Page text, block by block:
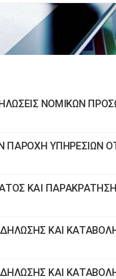
ΝΟΜΙΚΩΝ
ΠΑΡΟΧΗ ΥΠΗΡΕΣΙΩΝ
ΚΑΙ
ΚΑΙ
ΚΑΙ